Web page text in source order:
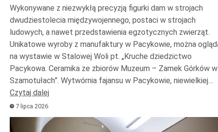
Wykonywane z niezwykłą precyzją figurki dam w strojach
dwudziestolecia międzywojennego, postaci w strojach
ludowych, a nawet przedstawienia egzotycznych zwierząt.
Unikatowe wyroby z manufaktury w Pacykowie, można
na wystawie w Stalowej Woli pt. „Kruche dziedzictwo
Pacykowa. Ceramika ze zbiorów Muzeum – Zamek Górków w
Szamotułach”. Wytwórnia fajansu w Pacykowie, niewielkiej…
Czytaj dalej
7 lipca 2026
Odtwarzacz